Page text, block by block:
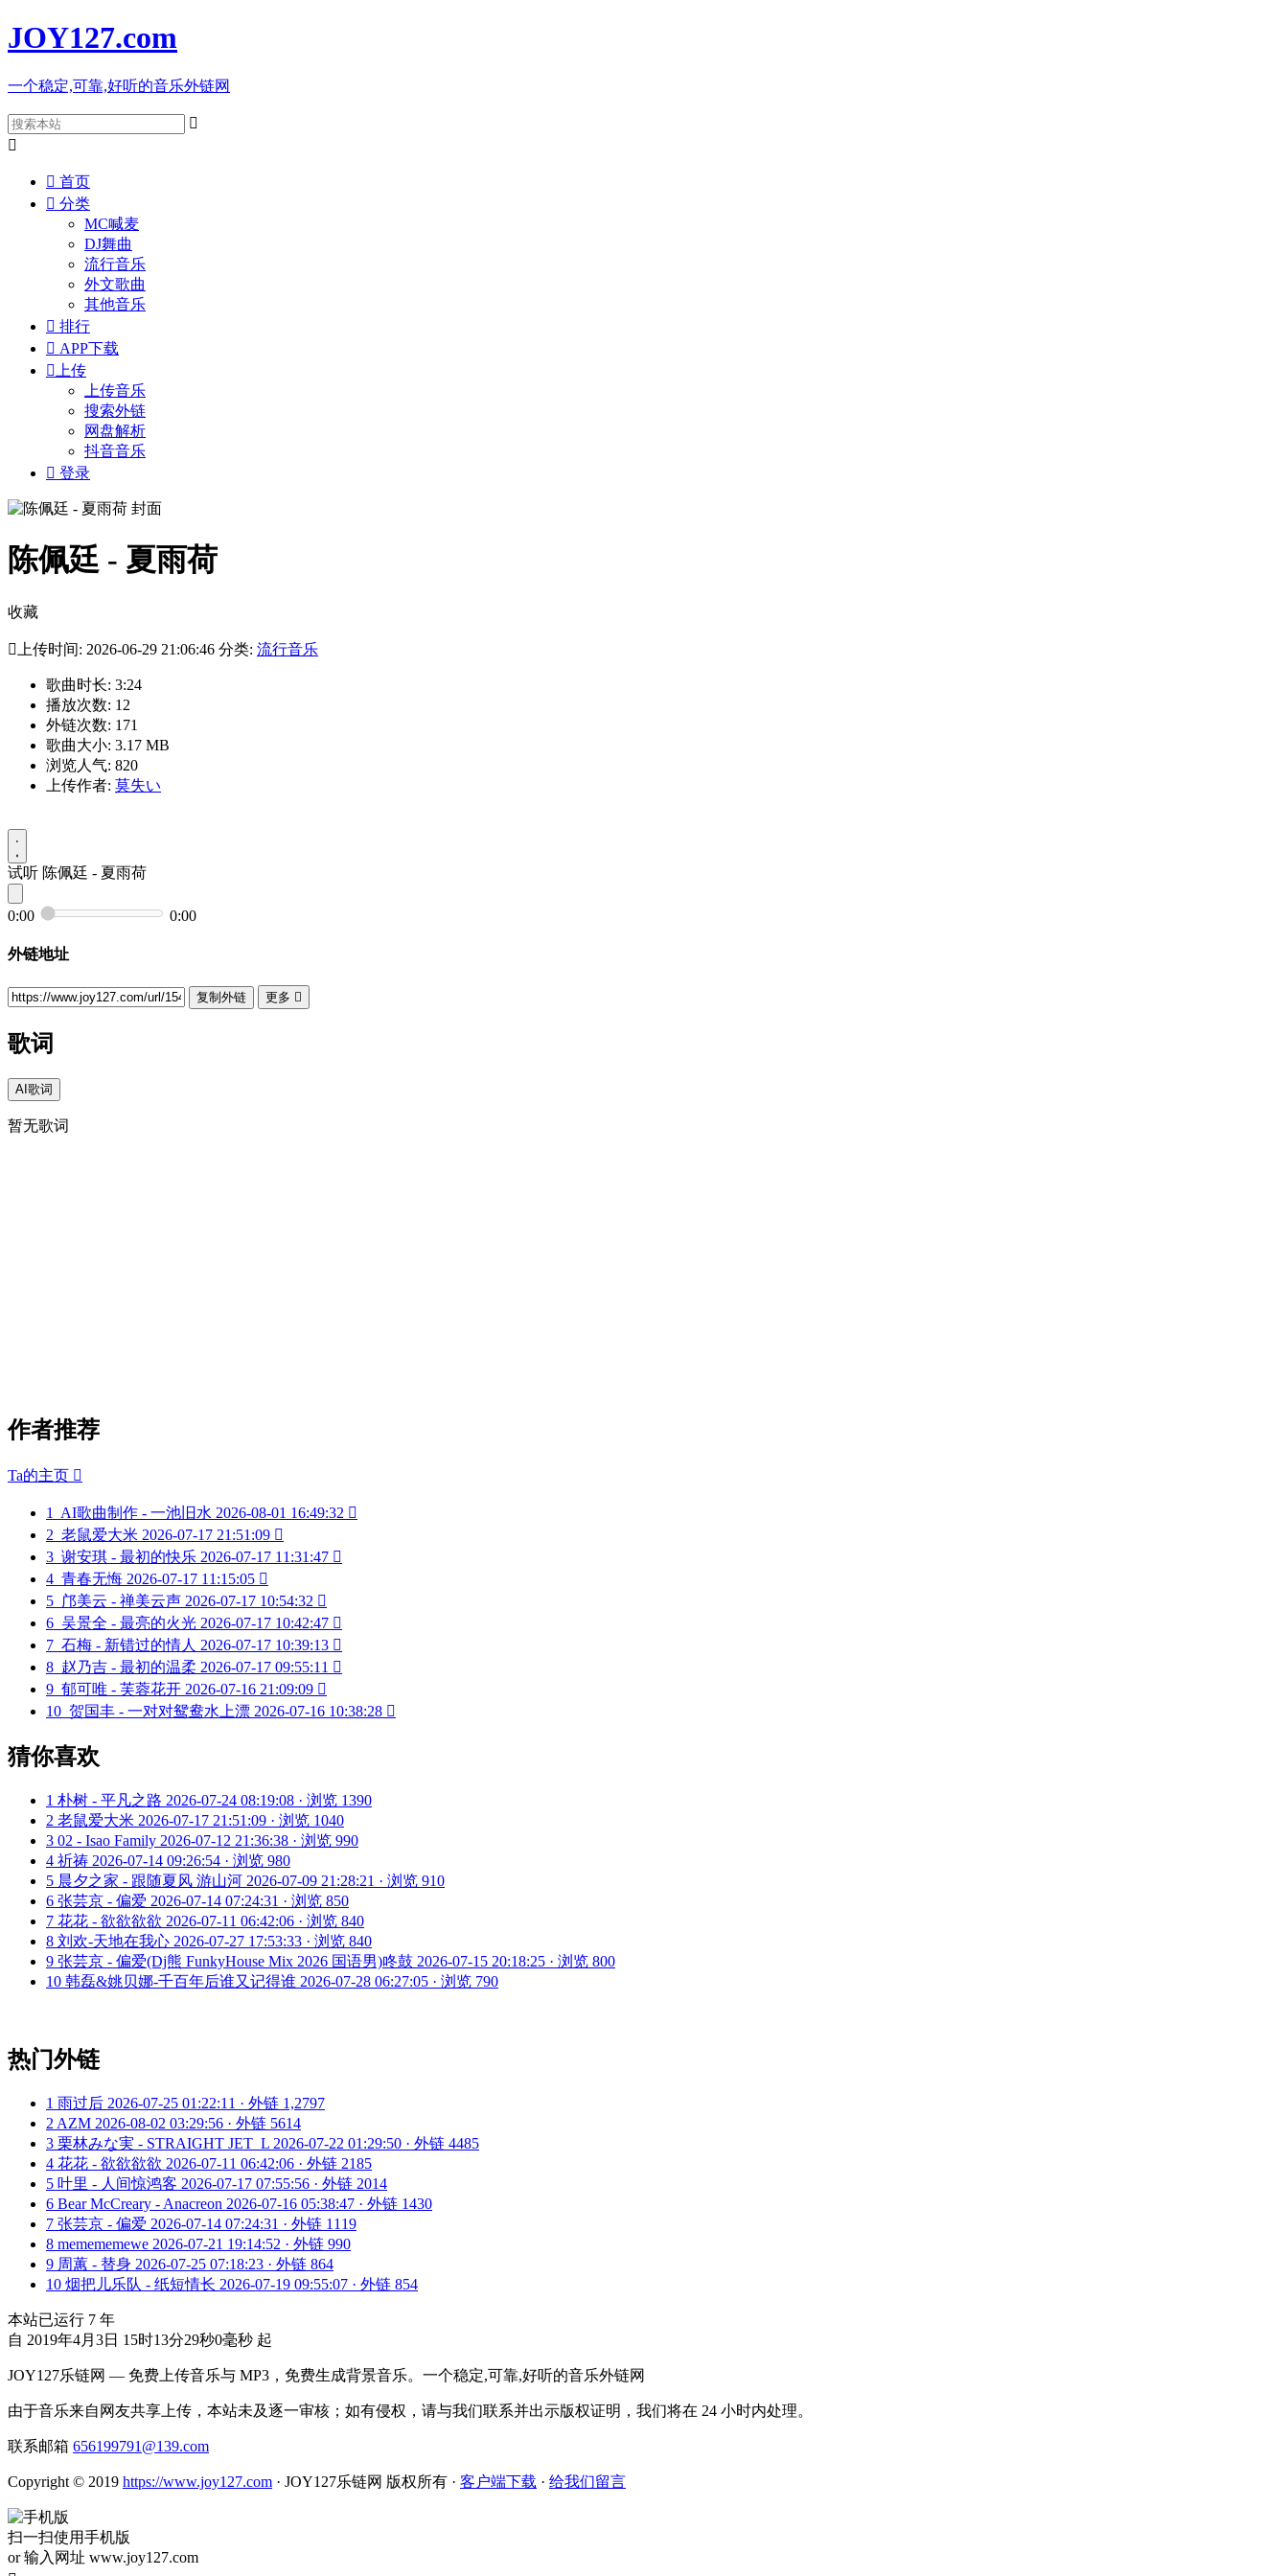
JOY127.com
一个稳定,可靠,好听的音乐外链网


 首页
 分类
MC喊麦
DJ舞曲
流行音乐
外文歌曲
其他音乐
 排行
 APP下载
 上传
上传音乐
搜索外链
网盘解析
抖音音乐
 登录
陈佩廷 - 夏雨荷
收藏
 上传时间: 2026-06-29 21:06:46 分类: 流行音乐
歌曲时长: 3:24
播放次数: 12
外链次数: 171
歌曲大小: 3.17 MB
浏览人气: 820
上传作者: 莫失い
试听 陈佩廷 - 夏雨荷
0:00 0:00
外链地址
复制外链 更多 
歌词
AI歌词
暂无歌词
作者推荐
Ta的主页 
1 AI歌曲制作 - 一池旧水 2026-08-01 16:49:32 
2 老鼠爱大米 2026-07-17 21:51:09 
3 谢安琪 - 最初的快乐 2026-07-17 11:31:47 
4 青春无悔 2026-07-17 11:15:05 
5 邝美云 - 禅美云声 2026-07-17 10:54:32 
6 吴景全 - 最亮的火光 2026-07-17 10:42:47 
7 石梅 - 新错过的情人 2026-07-17 10:39:13 
8 赵乃吉 - 最初的温柔 2026-07-17 09:55:11 
9 郁可唯 - 芙蓉花开 2026-07-16 21:09:09 
10 贺国丰 - 一对对鸳鸯水上漂 2026-07-16 10:38:28 
猜你喜欢
1 朴树 - 平凡之路 2026-07-24 08:19:08 · 浏览 1390
2 老鼠爱大米 2026-07-17 21:51:09 · 浏览 1040
3 02 - Isao Family 2026-07-12 21:36:38 · 浏览 990
4 祈祷 2026-07-14 09:26:54 · 浏览 980
5 晨夕之家 - 跟随夏风 游山河 2026-07-09 21:28:21 · 浏览 910
6 张芸京 - 偏爱 2026-07-14 07:24:31 · 浏览 850
7 花花 - 欲欲欲欲 2026-07-11 06:42:06 · 浏览 840
8 刘欢-天地在我心 2026-07-27 17:53:33 · 浏览 840
9 张芸京 - 偏爱(Dj熊 FunkyHouse Mix 2026 国语男)咚鼓 2026-07-15 20:18:25 · 浏览 800
10 韩磊&姚贝娜-千百年后谁又记得谁 2026-07-28 06:27:05 · 浏览 790
热门外链
1 雨过后 2026-07-25 01:22:11 · 外链 1,2797
2 AZM 2026-08-02 03:29:56 · 外链 5614
3 栗林みな実 - STRAIGHT JET_L 2026-07-22 01:29:50 · 外链 4485
4 花花 - 欲欲欲欲 2026-07-11 06:42:06 · 外链 2185
5 叶里 - 人间惊鸿客 2026-07-17 07:55:56 · 外链 2014
6 Bear McCreary - Anacreon 2026-07-16 05:38:47 · 外链 1430
7 张芸京 - 偏爱 2026-07-14 07:24:31 · 外链 1119
8 memememewe 2026-07-21 19:14:52 · 外链 990
9 周蕙 - 替身 2026-07-25 07:18:23 · 外链 864
10 烟把儿乐队 - 纸短情长 2026-07-19 09:55:07 · 外链 854
本站已运行 7 年
自 2019年4月3日 15时13分29秒0毫秒 起
JOY127乐链网 — 免费上传音乐与 MP3，免费生成背景音乐。一个稳定,可靠,好听的音乐外链网
由于音乐来自网友共享上传，本站未及逐一审核；如有侵权，请与我们联系并出示版权证明，我们将在 24 小时内处理。
联系邮箱 656199791@139.com
Copyright © 2019 https://www.joy127.com · JOY127乐链网 版权所有 · 客户端下载 · 给我们留言
扫一扫使用手机版
or 输入网址 www.joy127.com